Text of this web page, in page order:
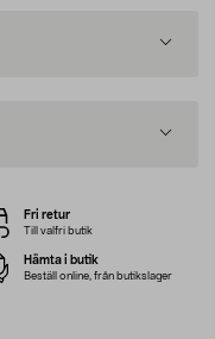
Fri retur
Till valfri butik
Hämta i butik
Beställ online, från butikslager